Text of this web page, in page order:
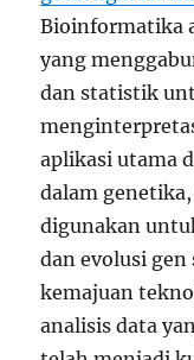
Bioinformatika
yang
dan statistik
aplikasi utama
dalam
digunakan
dan evolusi gen
kemajuan
analisis data